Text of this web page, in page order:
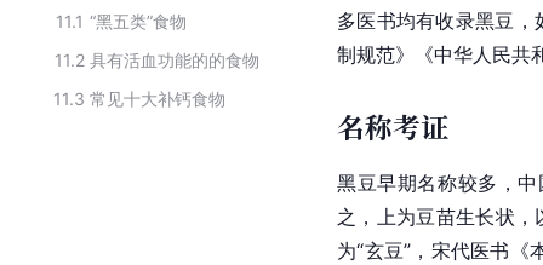
11.1 “黑五类”食物
11.2 具有活血功能的的食物
11.3 常见十大补钙食物
多医书均有收录黑豆
制规范》《中华人民共
名称考证
黑豆早期名称较多，中
之，上为豆苗生长状，
为“玄豆”，宋代医书《